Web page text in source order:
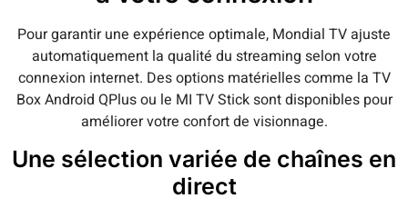
Pour garantir une expérience optimale, Mondial TV ajuste
automatiquement la qualité du streaming selon votre
connexion internet. Des options matérielles comme la TV
Box Android QPlus ou le MI TV Stick sont disponibles pour
améliorer votre confort de visionnage.
Une sélection variée de chaînes en
direct